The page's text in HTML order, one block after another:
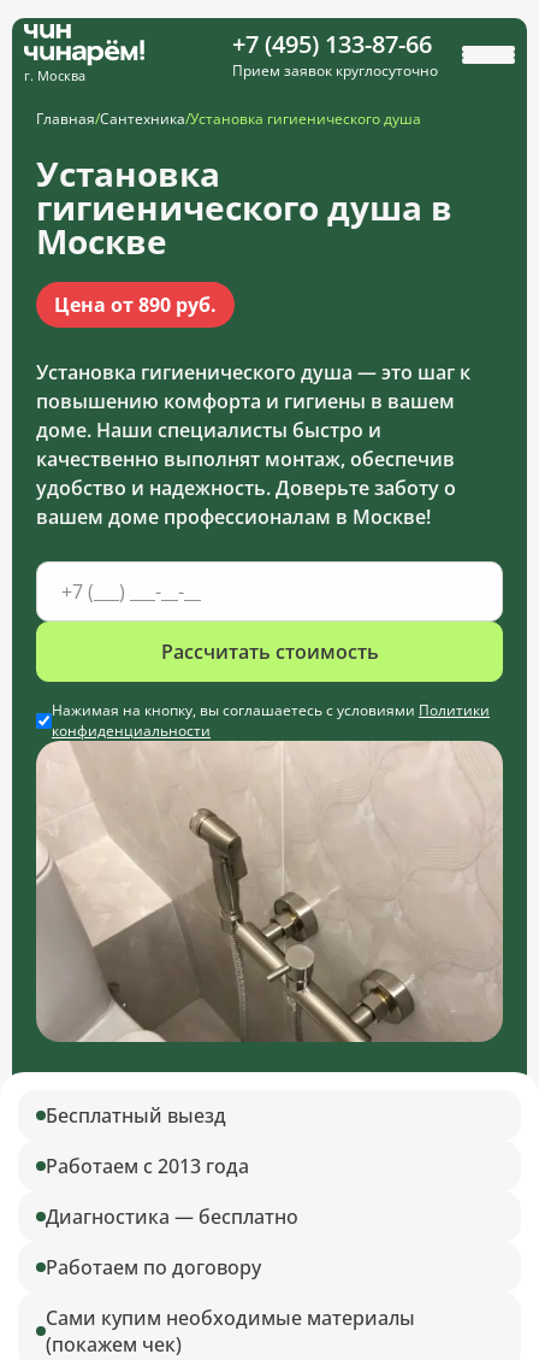
г. Москва
+7 (495) 133-87-66
Прием заявок круглосуточно
Главная/Сантехника/Установка гигиенического душа
Установка
гигиенического душа в
Москве
Цена от 890 руб.
Установка гигиенического душа — это шаг к
повышению комфорта и гигиены в вашем
доме. Наши специалисты быстро и
качественно выполнят монтаж, обеспечив
удобство и надежность. Доверьте заботу о
вашем доме профессионалам в Москве!
Рассчитать стоимость
Нажимая на кнопку, вы соглашаетесь с условиями Политики
конфиденциальности
Бесплатный выезд
Работаем с 2013 года
Диагностика — бесплатно
Работаем по договору
Сами купим необходимые материалы
(покажем чек)